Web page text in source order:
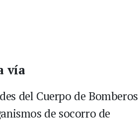
vía
del Cuerpo de Bomberos
de socorro de